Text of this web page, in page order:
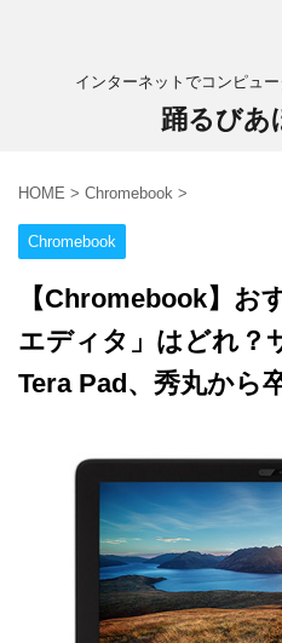
インターネットでコンピュ
踊るびあ
HOME > Chromebook >
Chromebook
【Chromebook】お
エディタ」はどれ？
Tera Pad、秀丸から